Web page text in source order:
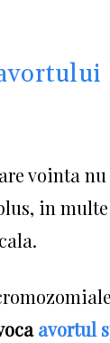
vointa
in
avortul